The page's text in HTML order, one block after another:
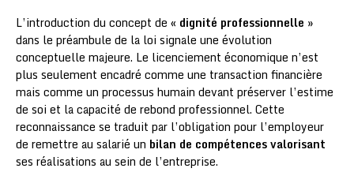
L’introduction du concept de « dignité professionnelle »
dans le préambule de la loi signale une évolution
conceptuelle majeure. Le licenciement économique n’est
plus seulement encadré comme une transaction financière
mais comme un processus humain devant préserver l’estime
de soi et la capacité de rebond professionnel. Cette
reconnaissance se traduit par l’obligation pour l’employeur
de remettre au salarié un bilan de compétences valorisant
ses réalisations au sein de l’entreprise.